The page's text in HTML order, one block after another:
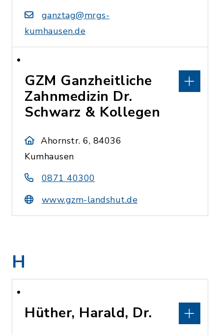
ganztag@mrgs-
kumhausen.de
GZM Ganzheitliche
Zahnmedizin Dr.
Schwarz & Kollegen
Ahornstr. 6, 84036
Kumhausen
0871 40300
www.gzm-landshut.de
H
Hüther, Harald, Dr.